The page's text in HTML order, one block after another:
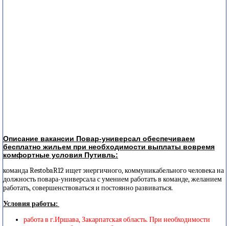
Описание вакансии Повар-универсал обеспечиваем
бесплатно жильем при необходимости выплаты вовремя
комфортные условия Путивль:
команда RestobaR12 ищет энергичного, коммуникабельного человека на
должность повара-универсала с умением работать в команде, желанием
работать, совершенствоваться и постоянно развиваться.
Условия работы:
работа в г.Иршава, Закарпатская область. При необходимости